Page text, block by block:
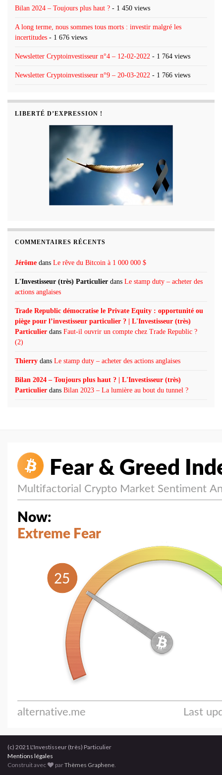
Bilan 2024 – Toujours plus haut ? - 1 450 views
A long terme, nous sommes tous morts : investir malgré les
incertitudes - 1 676 views
Newsletter Cryptoinvestisseur n°4 – 12-02-2022 - 1 764 views
Newsletter Cryptoinvestisseur n°9 – 20-03-2022 - 1 766 views
LIBERTÉ D’EXPRESSION !
COMMENTAIRES RÉCENTS
Jérôme dans Le rêve du Bitcoin à 1 000 000 $
L'Investisseur (très) Particulier dans Le stamp duty – acheter des
actions anglaises
Trade Republic démocratise le Private Equity : opportunité ou
piège pour l’investisseur particulier ? | L'Investisseur (très)
Particulier dans Faut-il ouvrir un compte chez Trade Republic ?
(2)
Thierry dans Le stamp duty – acheter des actions anglaises
Bilan 2024 – Toujours plus haut ? | L'Investisseur (très)
Particulier dans Bilan 2023 – La lumière au bout du tunnel ?
(c) 2021 L'Investisseur (très) Particulier
Mentions légales
Construit avec
parThèmes Graphene